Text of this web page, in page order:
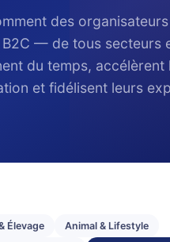
des
B2C — de tous secteurs
du temps, accélèrent
et fidélisent leurs
Élevage
Animal & Lifestyle